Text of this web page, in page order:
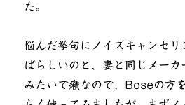
た。
悩んだ挙句にノイズキャンセリ
ばらしいのと、妻と同じメーカ
みたいで癪なので、Boseの方